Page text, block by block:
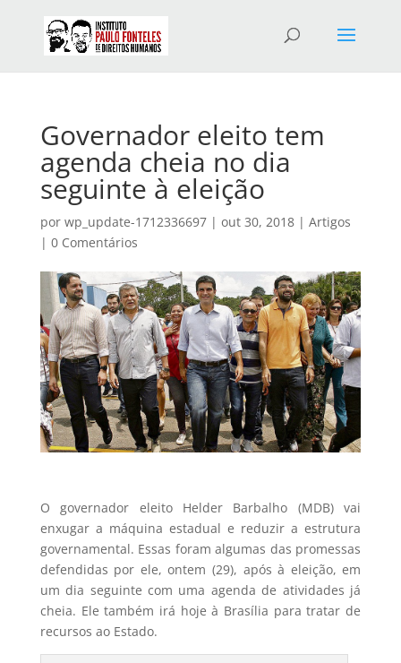
Governador eleito tem
agenda cheia no dia
seguinte à eleição
por wp_update-1712336697| out 30, 2018| Artigos
| 0 Comentários
O governador eleito Helder Barbalho (MDB) vai
enxugar a máquina estadual e reduzir a estrutura
governamental. Essas foram algumas das promessas
defendidas por ele, ontem (29), após à eleição, em
um dia seguinte com uma agenda de atividades já
cheia. Ele também irá hoje à Brasília para tratar de
recursos ao Estado.